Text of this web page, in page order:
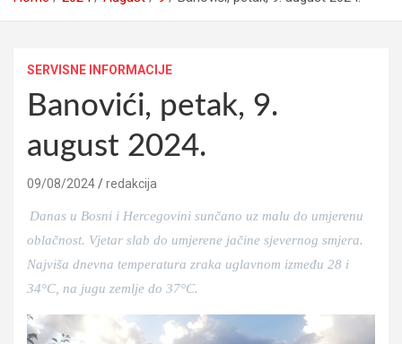
SERVISNE INFORMACIJE
Banovići, petak, 9.
august 2024.
09/08/2024 redakcija
Danas u Bosni i Hercegovini sunčano uz malu do umjerenu
oblačnost. Vjetar slab do umjerene jačine sjevernog smjera.
Najviša dnevna temperatura zraka uglavnom između 28 i
34°C, na jugu zemlje do 37°C.